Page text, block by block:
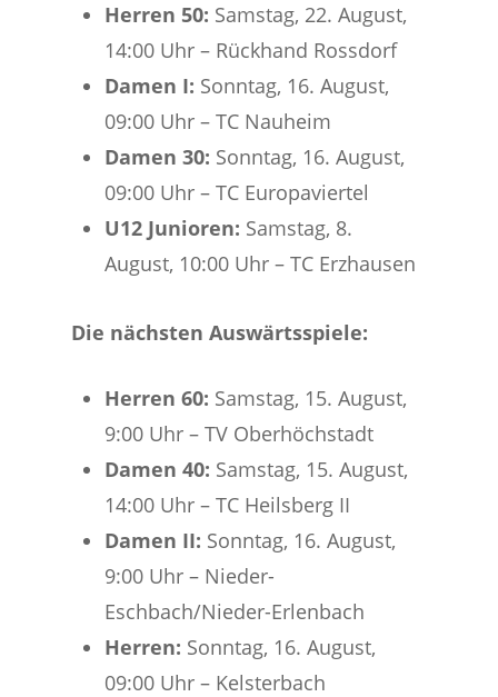
Herren 50: Samstag, 22. August,
14:00 Uhr – Rückhand Rossdorf
Damen I: Sonntag, 16. August,
09:00 Uhr – TC Nauheim
Damen 30: Sonntag, 16. August,
09:00 Uhr – TC Europaviertel
U12 Junioren: Samstag, 8.
August, 10:00 Uhr – TC Erzhausen
Die nächsten Auswärtsspiele:
Herren 60: Samstag, 15. August,
9:00 Uhr – TV Oberhöchstadt
Damen 40: Samstag, 15. August,
14:00 Uhr – TC Heilsberg II
Damen II: Sonntag, 16. August,
9:00 Uhr – Nieder-
Eschbach/Nieder-Erlenbach
Herren: Sonntag, 16. August,
09:00 Uhr – Kelsterbach